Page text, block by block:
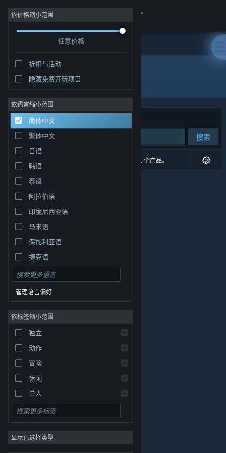
登录
社区
关于
客服
更改语言
获取 Steam 手机应用
查看桌面版网站
© Valve Corporation。保留所有权利。所有商标均为其在
美国及其它国家/地区的各自持有者所有。隐私政策|法
律信息|无障碍|Steam 订户协议
依价格缩小范围
任意价格
折扣与活动
隐藏免费开玩项目
依语言缩小范围
简体中文
繁体中文
日语
韩语
泰语
阿拉伯语
印度尼西亚语
马来语
保加利亚语
捷克语
丹麦语
德语
英语
西班牙语 - 西班牙
西班牙语 - 拉丁美洲
希腊语
管理语言偏好
依标签缩小范围
独立
动作
冒险
休闲
单人
模拟
角色扮演
策略
显示已选择类型
开发者: Opilio
排序依据 相关性
搜索
0 个匹配的搜索结果。 根据您的偏好，已排除了 1 个产品。